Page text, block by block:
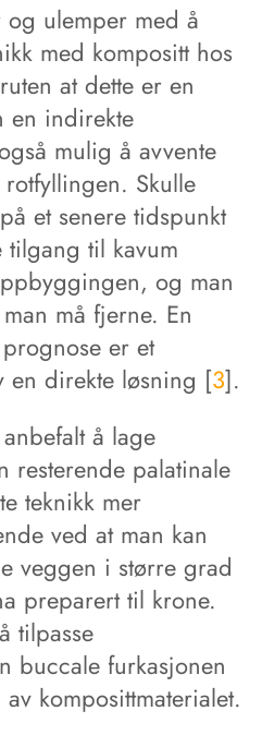
ulemper med å
med kompositt hos
at dette er en
en indirekte
mulig å avvente
Skulle
et senere tidspunkt
til kavum
og man
må fjerne. En
er et
en direkte løsning [3].
å lage
resterende palatinale
teknikk mer
ved at man kan
veggen i større grad
preparert til krone.
tilpasse
buccale furkasjonen
komposittmaterialet.